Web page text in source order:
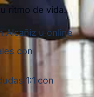
ritmo de vida.
Alcañiz u online
con
1:1 con